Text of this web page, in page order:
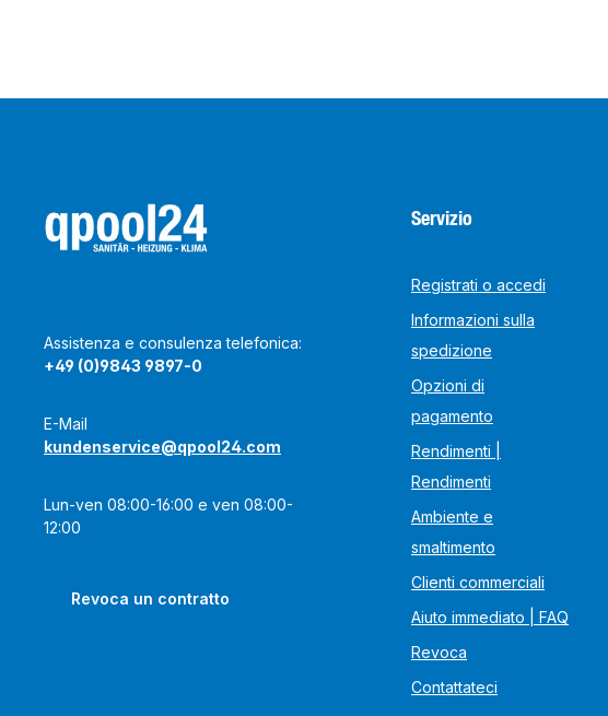
Assistenza e consulenza telefonica:
+49 (0)9843 9897-0
E-Mail
kundenservice@qpool24.com
Lun-ven 08:00-16:00 e ven 08:00-
12:00
Revoca un contratto
Servizio
Registrati o accedi
Informazioni sulla
spedizione
Opzioni di
pagamento
Rendimenti |
Rendimenti
Ambiente e
smaltimento
Clienti commerciali
Aiuto immediato | FAQ
Revoca
Contattateci